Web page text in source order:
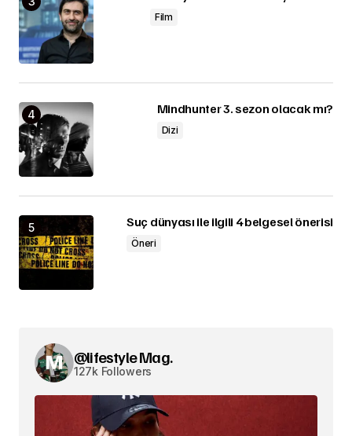
Film
Mindhunter 3. sezon olacak mı?
Dizi
Suç dünyası ile ilgili 4 belgesel önerisi
Öneri
@lifestyle Mag.
127k Followers